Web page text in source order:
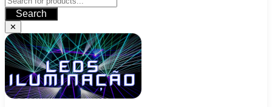
Search
✕